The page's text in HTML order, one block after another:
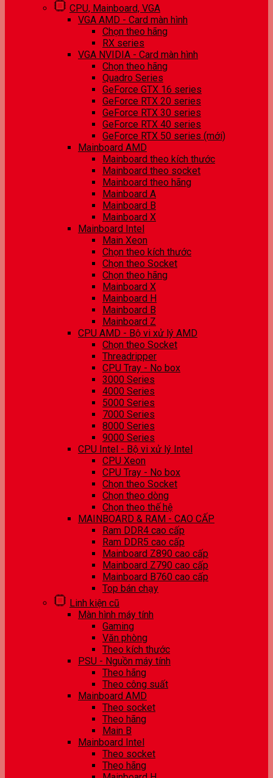
CPU, Mainboard, VGA
VGA AMD - Card màn hình
Chọn theo hãng
RX series
VGA NVIDIA - Card màn hình
Chọn theo hãng
Quadro Series
GeForce GTX 16 series
GeForce RTX 20 series
GeForce RTX 30 series
GeForce RTX 40 series
GeForce RTX 50 series (mới)
Mainboard AMD
Mainboard theo kích thước
Mainboard theo socket
Mainboard theo hãng
Mainboard A
Mainboard B
Mainboard X
Mainboard Intel
Main Xeon
Chọn theo kích thước
Chọn theo Socket
Chọn theo hãng
Mainboard X
Mainboard H
Mainboard B
Mainboard Z
CPU AMD - Bộ vi xử lý AMD
Chọn theo Socket
Threadripper
CPU Tray - No box
3000 Series
4000 Series
5000 Series
7000 Series
8000 Series
9000 Series
CPU Intel - Bộ vi xử lý Intel
CPU Xeon
CPU Tray - No box
Chọn theo Socket
Chọn theo dòng
Chọn theo thế hệ
MAINBOARD & RAM - CAO CẤP
Ram DDR4 cao cấp
Ram DDR5 cao cấp
Mainboard Z890 cao cấp
Mainboard Z790 cao cấp
Mainboard B760 cao cấp
Top bán chạy
Linh kiện cũ
Màn hình máy tính
Gaming
Văn phòng
Theo kích thước
PSU - Nguồn máy tính
Theo hãng
Theo công suất
Mainboard AMD
Theo socket
Theo hãng
Main B
Mainboard Intel
Theo socket
Theo hãng